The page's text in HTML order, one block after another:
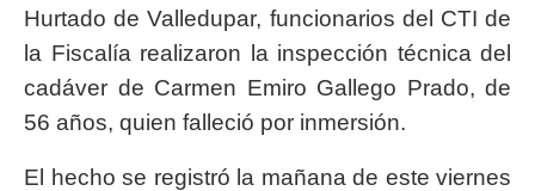
Hurtado de Valledupar, funcionarios del CTI de
la Fiscalía realizaron la inspección técnica del
cadáver de Carmen Emiro Gallego Prado, de
56 años, quien falleció por inmersión.
El hecho se registró la mañana de este viernes